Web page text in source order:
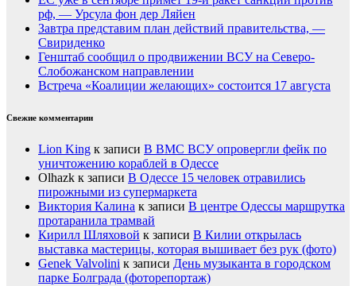
рф, — Урсула фон дер Ляйен
Завтра представим план действий правительства, —
Свириденко
Генштаб сообщил о продвижении ВСУ на Северо-
Слобожанском направлении
Встреча «Коалиции желающих» состоится 17 августа
Свежие комментарии
Lion King к записи В ВМС ВСУ опровергли фейк по
уничтожению кораблей в Одессе
Olhazk к записи В Одессе 15 человек отравились
пирожными из супермаркета
Виктория Калина к записи В центре Одессы маршрутка
протаранила трамвай
Кирилл Шляховой к записи В Килии открылась
выставка мастерицы, которая вышивает без рук (фото)
Genek Valvolini к записи День музыканта в городском
парке Болграда (фоторепортаж)